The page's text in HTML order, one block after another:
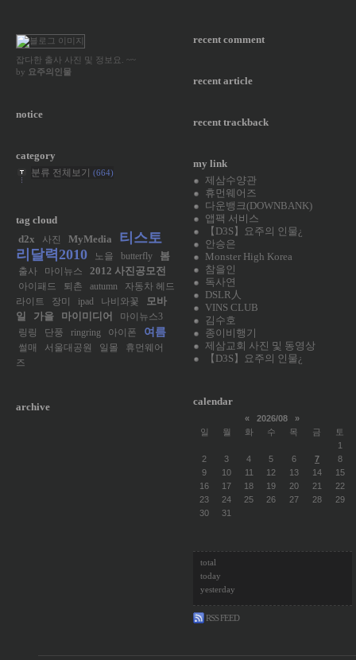
잡다한 출사 사진 및 정보요. ~~
by 요주의인물
notice
category
분류 전체보기 (664)
tag cloud
d2x
사진 MyMedia
티스토
리달력2010
노을 butterfly 봄
출사 마이뉴스 2012 사진공모전
아이패드 퇴촌 autumn
자동차 헤드
라이트
장미 ipad 나비와꽃
모바
일
가을 마이미디어
마이뉴스3
링링
단풍 ringring 아이폰 여름
썰매 서울대공원 일몰
휴먼웨어
즈
archive
recent comment
recent article
recent trackback
my link
제삼수양관
휴먼웨어즈
다운뱅크(DOWNBANK)
앱팩 서비스
【D3S】요주의 인물¿
안승은
Monster High Korea
참을인
독사연
DSLR人
VINS CLUB
김수호
종이비행기
제삼교회 사진 및 동영상
【D3S】요주의 인물¿
calendar
« 2026/08
»
일
월 화 수 목 금
토
1
2
3 4 5 6 7
8
9
10 11 12 13 14
15
16
17 18 19 20 21
22
23
24 25 26 27 28
29
30
31
total
today
yesterday
RSS FEED